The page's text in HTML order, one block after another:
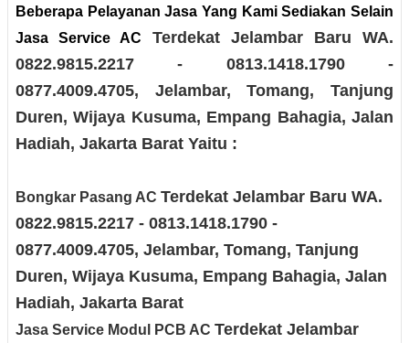
Beberapa Pelayanan Jasa Yang Kami Sediakan Selain
Jasa Service AC Terdekat Jelambar Baru WA.
0822.9815.2217 - 0813.1418.1790 -
0877.4009.4705, Jelambar, Tomang, Tanjung
Duren, Wijaya Kusuma, Empang Bahagia, Jalan
Hadiah, Jakarta Barat Yaitu :
Bongkar Pasang AC Terdekat Jelambar Baru WA.
0822.9815.2217 - 0813.1418.1790 -
0877.4009.4705, Jelambar, Tomang, Tanjung
Duren, Wijaya Kusuma, Empang Bahagia, Jalan
Hadiah, Jakarta Barat
Jasa Service Modul PCB AC Terdekat Jelambar